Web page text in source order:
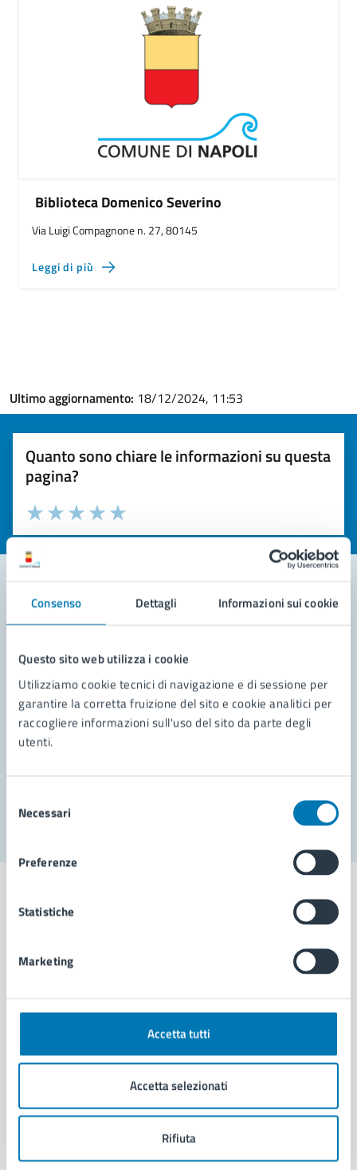
Consenso Dettagli Informazioni sui cookie
Questo sito web utilizza i cookie
Utilizziamo cookie tecnici di navigazione e di sessione per
garantire la corretta fruizione del sito e cookie analitici per
raccogliere informazioni sull'uso del sito da parte degli
utenti.
delNecessari
Preferenze
Statistiche
Marketing
Accetta tutti
Accetta selezionati
Rifiuta
Biblioteca Domenico Severino
Via Luigi Compagnone n. 27, 80145
Leggi di più
Ultimo aggiornamento: 18/12/2024, 11:53
Quanto sono chiare le informazioni su questa
pagina?
Valuta la chiarezza delle informazioni (da 1 a 5 stelle)
Seleziona il numero di stelle per valutare la chiarezza delle
Valuta 5 stelle su 5
Valuta 4 stelle su 5
Valuta 3 stelle su 5
Valuta 2 stelle su 5
Valuta 1 stelle su 5
Contatta il comune
Leggi le domande frequenti
Richiedi assistenza
Prenota appuntamento
Municipalità
Politici
Documenti e dati